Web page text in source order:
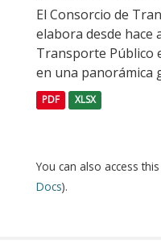
El Consorcio de
elabora desde hace
Transporte Público
en una panorámica
PDF XLSX
You can also access
Docs).